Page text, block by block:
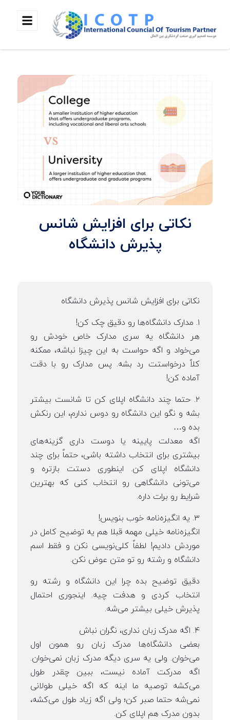
نکاتی برای افزایش شانس
پذیرش دانشگاه
نکاتی برای افزایش شانس پذیرش دانشگاه
۱. مدارک دانشگاه‌ها رو دقیق چک کن!
هر دانشگاه یه سری مدارک خاص خودش رو
می‌خواد و اگه حواست به این چیزا نباشه، ممکنه
کلاً درخواستت رد بشه. پس مدارک رو با دقت
آماده کن!
۲. حتما چند دانشگاه اپلای کن تا شانست بیشتر
بشه و نگو این دانشگاه رو دوس ندارم، این رنکش
بده و…
اگه معدلت پایینه یا دوست داری گزینه‌های
بیشتری برای انتخاب داشته باشی، حتماً برای چند
دانشگاه اپلای کن. اینطوری دستت بازتره و
می‌تونی دانشگاهی رو انتخاب کنی که بهترین
شرایط رو برات داره.
۳. یه انگیزه‌نامه خوب بنویس!
انگیزه‌نامه خیلی مهمه قبلا هم یه توضیح کامل در
موردش دادیم! لطفاً کلی‌نویسی نکن و فقط اسم
دانشگاه و رشته رو تو متن عوض نکن.
دقیق توضیح بده چرا این دانشگاه و رشته رو
انتخاب کردی و هدفت چیه. اینجوری احتمال
پذیرش خیلی بیشتر می‌شه.
۴. اگه مدرک زبان نداری، نگران نباش
بعضی دانشگاه‌ها مدرک زبان رو همون اول
می‌خوان. ولی یه سری دیگه مدرک زبان نمی‌خوان.
اگه مدرکت آماده نیست، ببین چقدر طول
می‌کشه توصیه ما اینه که اگه خیلی طولانی
نمی‌شه حتما صبر کن؛ ولی اگه زیاد طول می‌کشه،
بدون مدرک هم اپلای کن.